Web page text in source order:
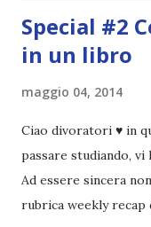
Special #2
in un libro
maggio 04, 2014
Ciao divoratori ♥ in
passare studiando,
Ad essere sincera
rubrica weekly recap